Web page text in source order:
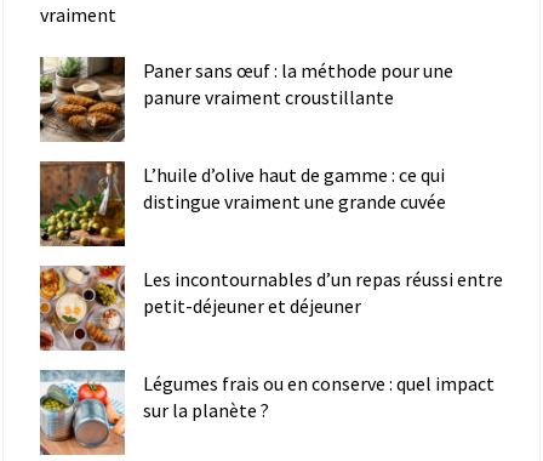
vraiment
Paner sans œuf : la méthode pour une
panure vraiment croustillante
L’huile d’olive haut de gamme : ce qui
distingue vraiment une grande cuvée
Les incontournables d’un repas réussi entre
petit-déjeuner et déjeuner
Légumes frais ou en conserve : quel impact
sur la planète ?